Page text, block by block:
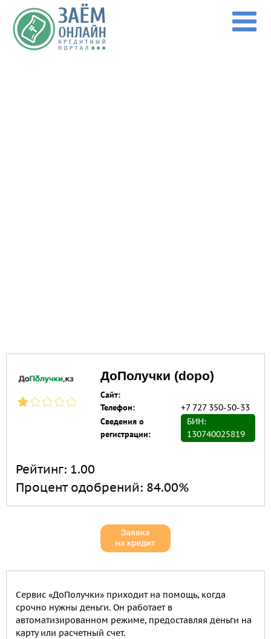
Перейти к основному содержанию
ДоПолучки (dopo)
Сайт:
Телефон:
+7 727 350-50-33
Сведения о
регистрации:
БИН:
130740025819
Рейтинг: 1.00
Процент одобрений: 84.00%
Сервис «ДоПолучки» приходит на помощь, когда
срочно нужны деньги. Он работает в
автоматизированном режиме, предоставляя деньги на
карту или расчетный счет.